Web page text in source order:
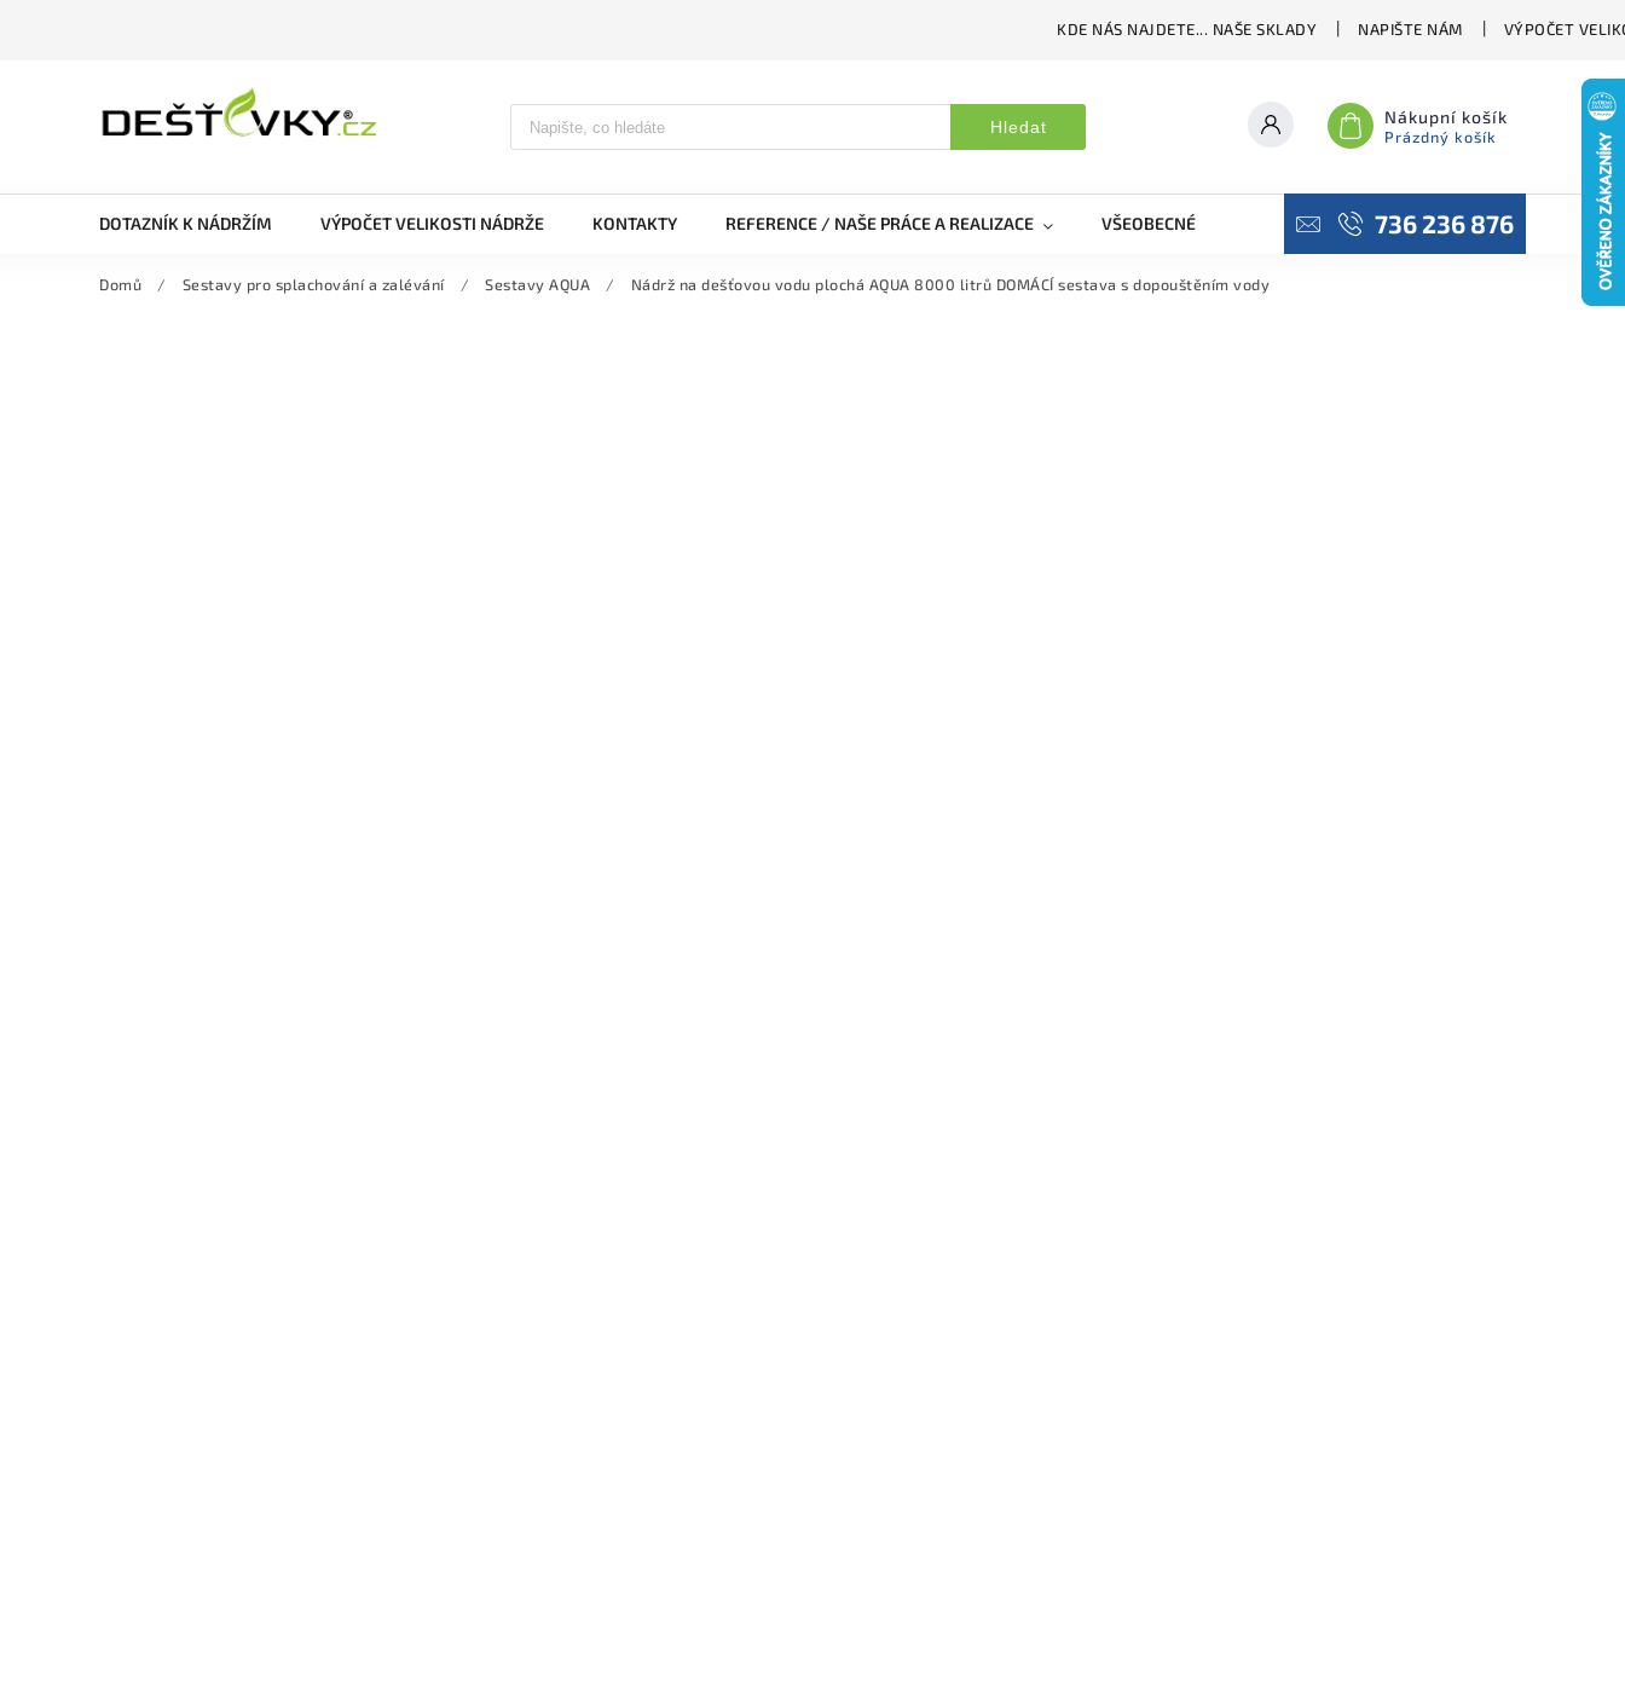
KDE NÁS NAJDETE... NAŠE SKLADY NAPIŠTE NÁM VÝPOČET
Hledat Nákupní košík
Prázdný košík
DOTAZNÍK K NÁDRŽÍM VÝPOČET VELIKOSTI NÁDRŽE KONTAKTY REFERENCE / NAŠE PRÁCE A REALIZACE VŠEOBECNÉ OBCHODNÍ PODMÍNKY PODMÍNKY OCHRANY
736 236 876
Domů / Sestavy pro splachování a zalévání / Sestavy AQUA / Nádrž na dešťovou vodu plochá AQUA 8000 litrů DOMÁCÍ sestava s dopouštěním vody